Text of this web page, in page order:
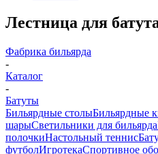
Лестница для
Фабрика бильярда
-
Каталог
-
Батуты
Бильярдные столыБильярдные
шарыСветильники для бильярда
полочкиНастольный теннис
футболИгротекаСпортивное